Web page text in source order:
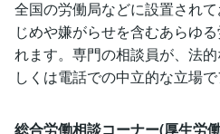
全国の労働局などに設置され
じめや嫌がらせを含むあらゆ
れます。専門の相談員が、法
しくは電話での中立的な立場
総合労働相談コーナー(厚生労